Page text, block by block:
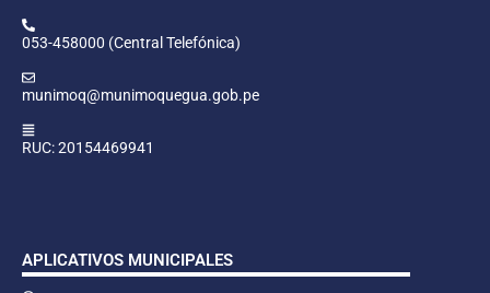
053-458000 (Central Telefónica)
munimoq@munimoquegua.gob.pe
RUC: 20154469941
APLICATIVOS MUNICIPALES